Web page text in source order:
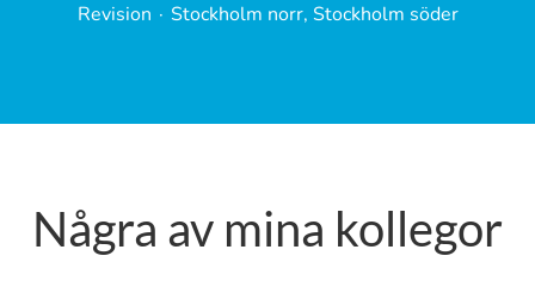
Revision · Stockholm norr, Stockholm söder
Några av mina kollegor